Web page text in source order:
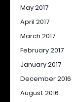
May 2017
April 2017
March 2017
February 2017
January 2017
December 2016
August 2016